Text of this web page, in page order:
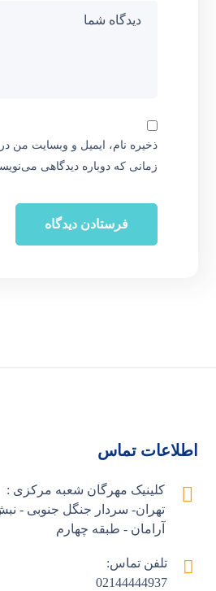
ذخیره نام، ایمیل و وبسایت من
زمانی که دوباره دیدگاهی
اطلاعات تماس
کلینیک مهرگان شعبه مرکزی :
تهران- سردار جنگل جنوبی -
آرامان - طبقه چهارم
تلفن تماس:
02144444937